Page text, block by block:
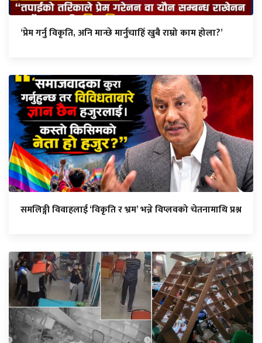
‘प्रेम गर्नु विकृति, अनि मान्छे मार्नुचाहिँ खुबै राम्रो काम होला?’
समलिङ्गी विवाहलाई ‘विकृति र भ्रम’ भन्ने विप्लवको चेतनामाथि प्रश्न